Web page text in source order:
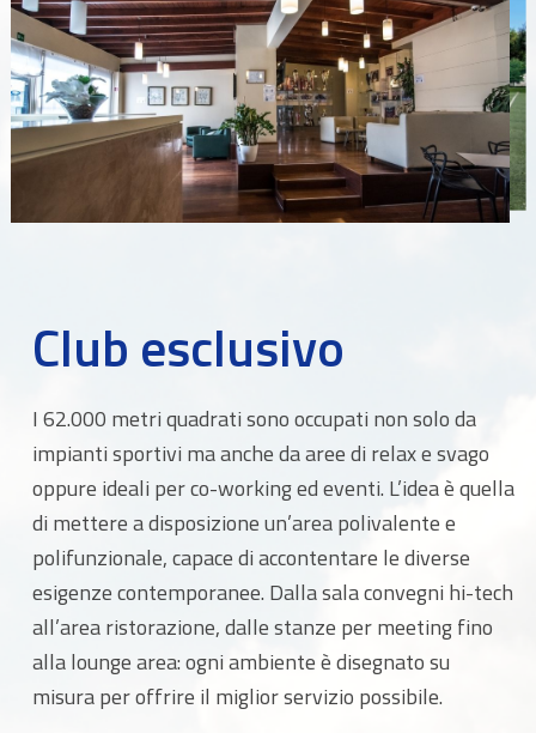
Club esclusivo
I 62.000 metri quadrati sono occupati non solo da
impianti sportivi ma anche da aree di relax e svago
oppure ideali per co-working ed eventi. L’idea è quella
di mettere a disposizione un’area polivalente e
polifunzionale, capace di accontentare le diverse
esigenze contemporanee. Dalla sala convegni hi-tech
all’area ristorazione, dalle stanze per meeting fino
alla lounge area: ogni ambiente è disegnato su
misura per offrire il miglior servizio possibile.